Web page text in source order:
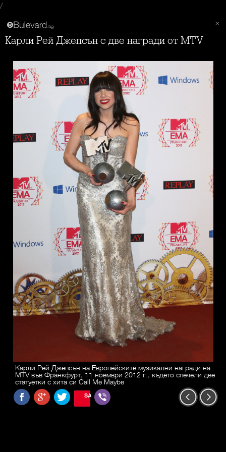
/
Карли Рей Джепсън с две награди от MTV
Карли Рей Джепсън на Европейските музикални награди на
MTV във Франкфурт, 11 ноември 2012 г., където спечели две
статуетки с хита си Call Me Maybe
SAVE